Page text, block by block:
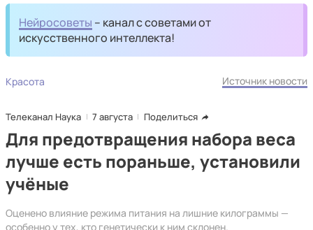
Нейросоветы – канал с советами от
искусственного интеллекта!
Красота Источник новости
Телеканал Наука 7 августа Поделиться
Для предотвращения набора веса
лучше есть пораньше, установили
учёные
Оценено влияние режима питания на лишние килограммы —
особенно у тех, кто генетически к ним склонен.